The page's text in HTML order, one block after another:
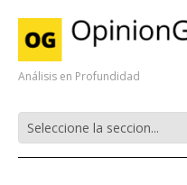
Análisis en Profundidad